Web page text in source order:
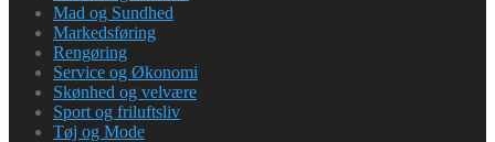
Mad og Sundhed
Markedsføring
Rengøring
Service og Økonomi
Skønhed og velvære
Sport og friluftsliv
Tøj og Mode